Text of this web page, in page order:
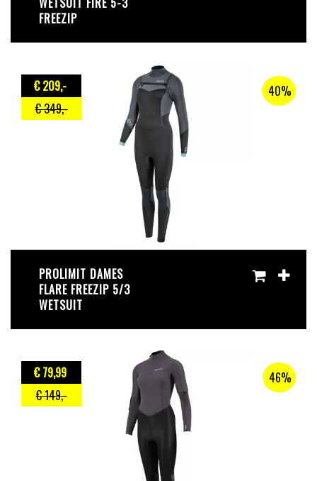
FREEZIP
€ 209,-
€ 349,-
40%
PROLIMIT DAMES
FLARE FREEZIP 5/3
WETSUIT
€ 79,99
€ 149,-
46%